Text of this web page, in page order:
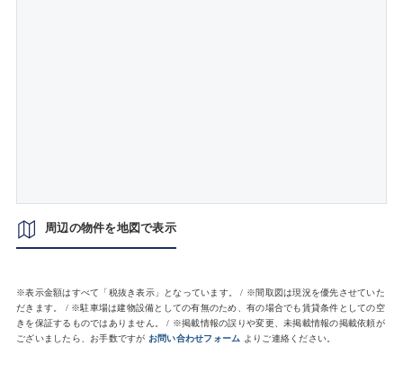
周辺の物件を地図で表示
※表示金額はすべて「税抜き表示」となっています。 / ※間取図は現況を優先させていた
だきます。 / ※駐車場は建物設備としての有無のため、有の場合でも賃貸条件としての空
きを保証するものではありません。 / ※掲載情報の誤りや変更、未掲載情報の掲載依頼が
ございましたら、お手数ですが お問い合わせフォーム よりご連絡ください。